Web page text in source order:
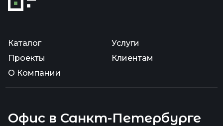
Каталог
Услуги
Проекты
Клиентам
О Компании
Офис в Санкт-Петербурге